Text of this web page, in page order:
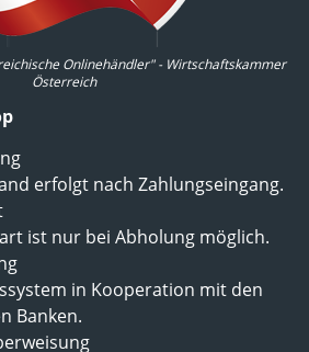
Onlinehändler" - Wirtschaftskammer
Österreich
erfolgt nach Zahlungseingang.
ist nur bei Abholung möglich.
in Kooperation mit den
Banken.